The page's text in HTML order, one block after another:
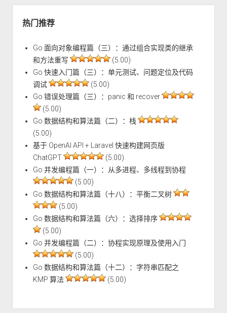
热门推荐
Go 面向对象编程篇（三）：通过组合实现类的继承
和方法重写
(5.00)
Go 快速入门篇（三）：单元测试、问题定位及代码
调试
(5.00)
Go 错误处理篇（三）：panic 和 recover
(5.00)
Go 数据结构和算法篇（二）：栈
(5.00)
基于 OpenAI API + Laravel 快速构建网页版
ChatGPT
(5.00)
Go 并发编程篇（一）：从多进程、多线程到协程
(5.00)
Go 数据结构和算法篇（十八）：平衡二叉树
(5.00)
Go 数据结构和算法篇（六）：选择排序
(5.00)
Go 并发编程篇（二）：协程实现原理及使用入门
(5.00)
Go 数据结构和算法篇（十二）：字符串匹配之
KMP 算法
(5.00)